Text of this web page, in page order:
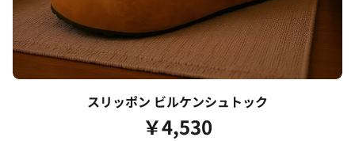
スリッポン ビルケンシュトック
￥4,530